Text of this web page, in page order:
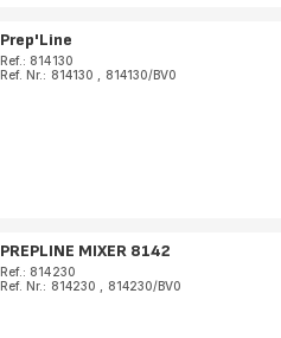
Prep'Line
Ref.: 814130
Ref. Nr.: 814130
814130/BV0
PREPLINE MIXER 8142
Ref.: 814230
Ref. Nr.: 814230
814230/BV0